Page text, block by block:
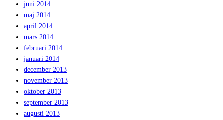
juni 2014
maj 2014
april 2014
mars 2014
februari 2014
januari 2014
december 2013
november 2013
oktober 2013
september 2013
augusti 2013